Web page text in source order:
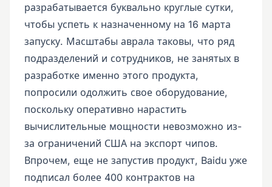
разрабатывается буквально круглые сутки,
чтобы успеть к назначенному на 16 марта
запуску. Масштабы аврала таковы, что ряд
подразделений и сотрудников, не занятых в
разработке именно этого продукта,
попросили одолжить свое оборудование,
поскольку оперативно нарастить
вычислительные мощности невозможно из-
за ограничений США на экспорт чипов.
Впрочем, еще не запустив продукт, Baidu уже
подписал более 400 контрактов на